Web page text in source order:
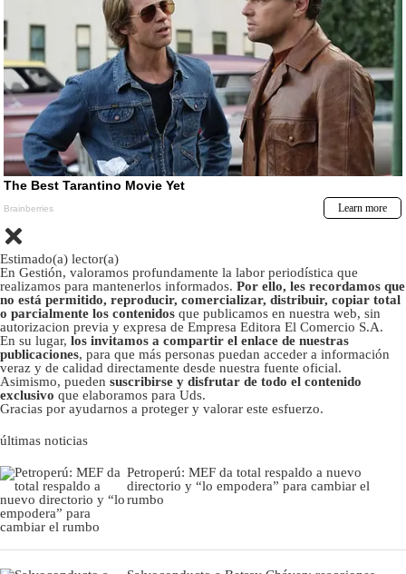
Estimado(a) lector(a)
En Gestión, valoramos profundamente la labor periodística que
realizamos para mantenerlos informados. Por ello, les recordamos que
no está permitido, reproducir, comercializar, distribuir, copiar total
o parcialmente los contenidos que publicamos en nuestra web, sin
autorizacion previa y expresa de Empresa Editora El Comercio S.A.
En su lugar, los invitamos a compartir el enlace de nuestras
publicaciones, para que más personas puedan acceder a información
veraz y de calidad directamente desde nuestra fuente oficial.
Asimismo, pueden suscribirse y disfrutar de todo el contenido
exclusivo que elaboramos para Uds.
Gracias por ayudarnos a proteger y valorar este esfuerzo.
últimas noticias
Petroperú: MEF da total respaldo a nuevo
directorio y “lo empodera” para cambiar el
rumbo